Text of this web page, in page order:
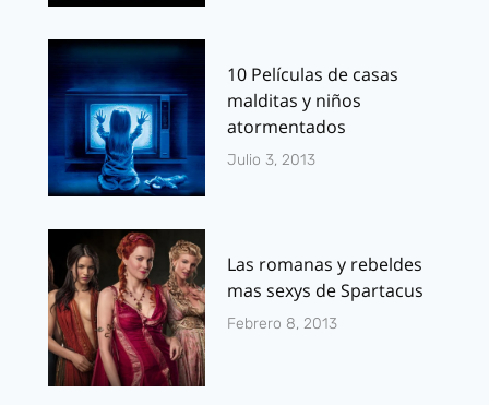
10 Películas de casas
malditas y niños
atormentados
Julio 3, 2013
Las romanas y rebeldes
mas sexys de Spartacus
Febrero 8, 2013